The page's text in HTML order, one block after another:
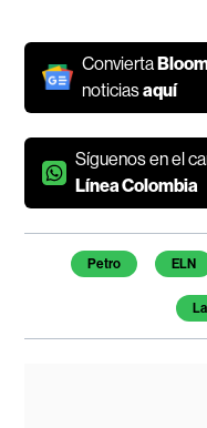
Convierta
noticiasaquí
Síguenos en el
Línea Colombia
Temas de este
Petro ELN